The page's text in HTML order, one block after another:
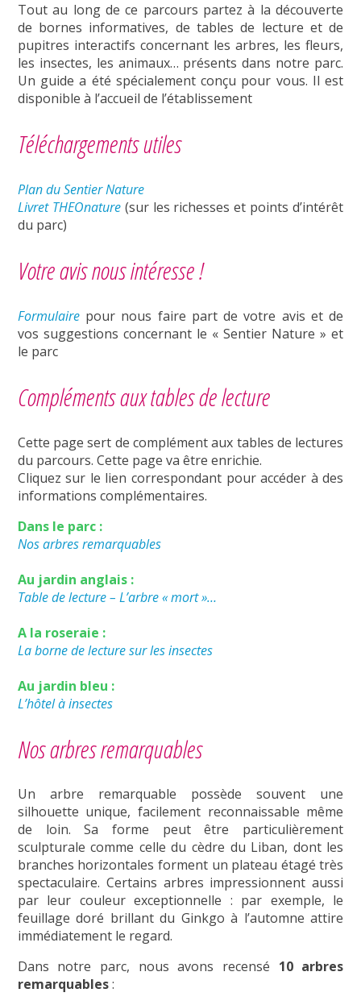
Tout au long de ce parcours partez à la découverte
de bornes informatives, de tables de lecture et de
pupitres interactifs concernant les arbres, les fleurs,
les insectes, les animaux… présents dans notre parc.
Un guide a été spécialement conçu pour vous. Il est
disponible à l’accueil de l’établissement
Téléchargements utiles
Plan du Sentier Nature
Livret THEOnature(sur les richesses et points d’intérêt
du parc)
Votre avis nous intéresse !
Formulairepour nous faire part de votre avis et de
vos suggestions concernant le « Sentier Nature » et
le parc
Compléments aux tables de lecture
Cette page sert de complément aux tables de lectures
du parcours. Cette page va être enrichie.
Cliquez sur le lien correspondant pour accéder à des
informations complémentaires.
Dans le parc :
Nos arbres remarquables
Au jardin anglais :
Table de lecture – L’arbre « mort »…
A la roseraie :
La borne de lecture sur les insectes
Au jardin bleu :
L’hôtel à insectes
Nos arbres remarquables
Un arbre remarquable possède souvent une
silhouette unique, facilement reconnaissable même
de loin. Sa forme peut être particulièrement
sculpturale comme celle du cèdre du Liban, dont les
branches horizontales forment un plateau étagé très
spectaculaire. Certains arbres impressionnent aussi
par leur couleur exceptionnelle : par exemple, le
feuillage doré brillant du Ginkgo à l’automne attire
immédiatement le regard.
Dans notre parc, nous avons recensé 10 arbres
remarquables: